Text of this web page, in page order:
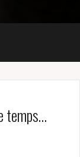
temps…